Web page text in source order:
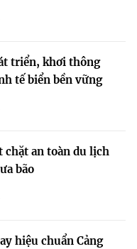
triển, khơi thông
tế biển bền vững
chặt an toàn du lịch
bão
hiệu chuẩn Cảng